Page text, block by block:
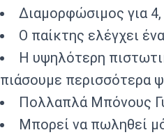
Διαμορφώσιμος για
Ο παίκτης ελέγχει
Η υψηλότερη
πιάσουμε περισσότερα
Πολλαπλά Μπόνους
Μπορεί να πωληθεί